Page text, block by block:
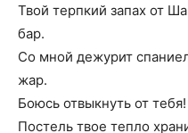
Твой терпкий запах от
бар.
Со мной дежурит
жар.
Боюсь отвыкнуть от
Постель твое тепло